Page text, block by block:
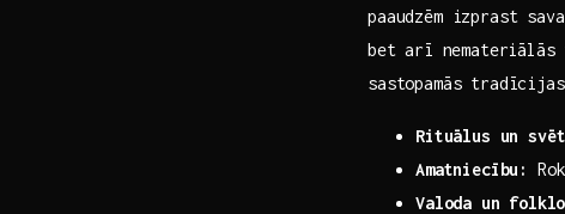
paaudzēm izprast
bet‌ arī⁣ nemateriālās
sastopamās
Rituālus un
Amatniecību:
Valoda⁢ un